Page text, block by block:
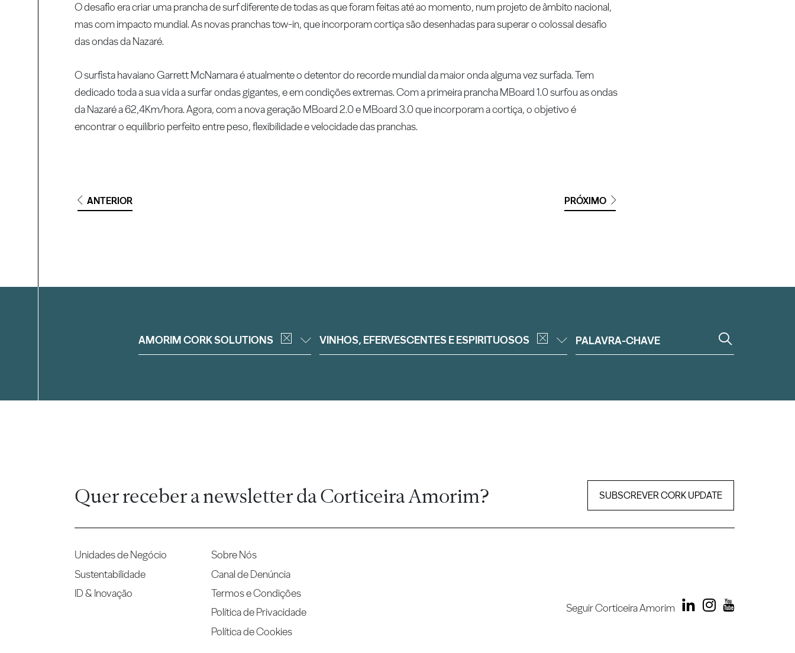
O desafio era criar uma prancha de surf diferente de todas as que foram feitas até ao momento, num projeto de âmbito nacional,
mas com impacto mundial. As novas pranchas tow-in, que incorporam cortiça são desenhadas para superar o colossal desafio
das ondas da Nazaré.
O surfista havaiano Garrett McNamara é atualmente o detentor do recorde mundial da maior onda alguma vez surfada. Tem
dedicado toda a sua vida a surfar ondas gigantes, e em condições extremas. Com a primeira prancha MBoard 1.0 surfou as ondas
da Nazaré a 62,4Km/hora. Agora, com a nova geração MBoard 2.0 e MBoard 3.0 que incorporam a cortiça, o objetivo é
encontrar o equilíbrio perfeito entre peso, flexibilidade e velocidade das pranchas.
ANTERIOR PRÓXIMO
FiltrarAMORIM CORK SOLUTIONS VINHOS, EFERVESCENTES E ESPIRITUOSOS
Quer receber a newsletter da Corticeira Amorim? SUBSCREVER CORK UPDATE
Unidades de Negócio
Sustentabilidade
ID & Inovação
Sobre Nós
Canal de Denúncia
Termos e Condições
Política de Privacidade
Política de Cookies
Seguir Corticeira Amorim